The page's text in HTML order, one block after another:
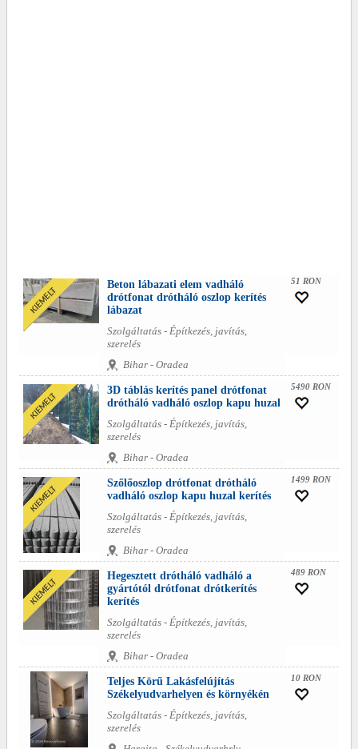
Beton lábazati elem vadháló
drótfonat drótháló oszlop kerítés
lábazat
Szolgáltatás - Építkezés, javítás,
szerelés
Bihar - Oradea
51 RON
3D táblás kerítés panel drótfonat
drótháló vadháló oszlop kapu huzal
Szolgáltatás - Építkezés, javítás,
szerelés
Bihar - Oradea
5490 RON
Szőlőoszlop drótfonat drótháló
vadháló oszlop kapu huzal kerítés
Szolgáltatás - Építkezés, javítás,
szerelés
Bihar - Oradea
1499 RON
Hegesztett drótháló vadháló a
gyártótól drótfonat drótkerítés
kerítés
Szolgáltatás - Építkezés, javítás,
szerelés
Bihar - Oradea
489 RON
Teljes Körű Lakásfelújítás
Székelyudvarhelyen és környékén
Szolgáltatás - Építkezés, javítás,
szerelés
10 RON